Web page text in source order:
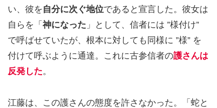
い、彼を 自分に次ぐ地位であると宣言した。彼女は
自らを「 神になった 」として、信者には ”様付け”
で呼ばせていたが、根本に対しても同様に ”様” を
付けて呼ぶように通達。これに古参信者の護さんは
反発した。
江藤は、この護さんの態度を許さなかった。「蛇と